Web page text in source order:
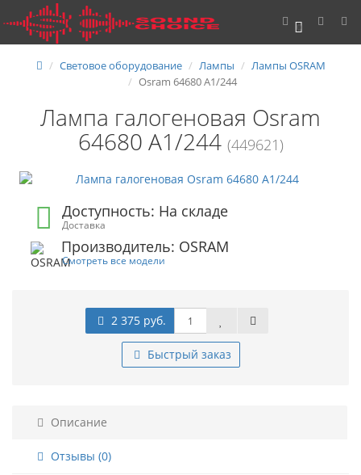
0
Световое оборудование Лампы
Лампы OSRAM
Osram 64680 A1/244
Лампа галогеновая Osram
64680 A1/244 (449621)
Доступность: На складе
Доставка
Производитель: OSRAM
Смотреть все модели
2 375 руб.
Быстрый заказ
Описание
Отзывы (0)